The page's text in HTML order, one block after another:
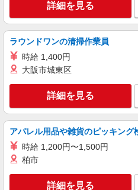
キープ
正社員
株式会社東光 筑波商品センター
月給188,000
よる） ※その他
茨城県つく
キープ
正社員
UTエージェント株式会社 AGT北関
い第6CL《JOPH1-DC》
詳細を見る
ラウンドワンの清掃作業員
時給 1,400円
大阪市城東区
詳細を見る
アパレル用品や雑貨のピッキング
時給 1,200円〜1,500円
柏市
詳細を見る